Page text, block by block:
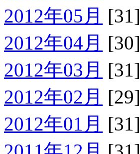
2012年05月 [31]
2012年04月 [30]
2012年03月 [31]
2012年02月 [29]
2012年01月 [31]